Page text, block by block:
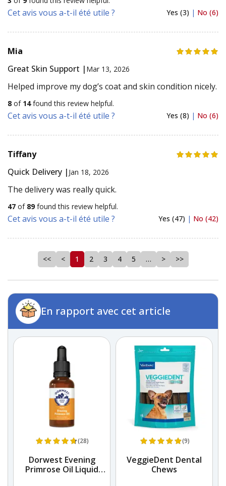
Cet avis vous a-t-il été utile ? Yes (3) | No (6)
Mia
Great Skin Support | Mar 13, 2026
Helped improve my dog’s coat and skin condition nicely.
8 of 14found this review helpful.
Cet avis vous a-t-il été utile ? Yes (8) | No (6)
Tiffany
Quick Delivery | Jan 18, 2026
The delivery was really quick.
47 of 89found this review helpful.
Cet avis vous a-t-il été utile ? Yes (47) | No (42)
<< < 1 2 3 4 5 … > >>
En rapport avec cet article
(28)
Dorwest Evening
Primrose Oil Liquid
(9)
VeggieDent Dental
Chews